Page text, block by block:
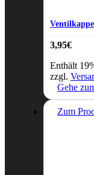
3,95€
Enthält
zzgl.
Gehe
Zum